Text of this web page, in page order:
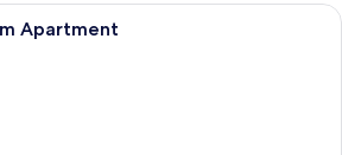
Allergitestade sängkläder,
Apartment